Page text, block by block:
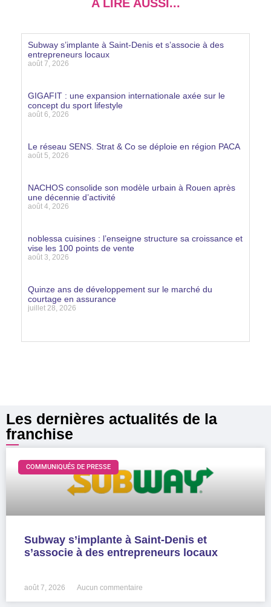
A LIRE AUSSI...
Subway s’implante à Saint-Denis et s’associe à des
entrepreneurs locaux
août 7, 2026
GIGAFIT : une expansion internationale axée sur le
concept du sport lifestyle
août 6, 2026
Le réseau SENS. Strat & Co se déploie en région PACA
août 5, 2026
NACHOS consolide son modèle urbain à Rouen après
une décennie d’activité
août 4, 2026
noblessa cuisines : l’enseigne structure sa croissance et
vise les 100 points de vente
août 3, 2026
Quinze ans de développement sur le marché du
courtage en assurance
juillet 28, 2026
Les dernières actualités de la
franchise
COMMUNIQUÉS DE PRESSE
Subway s’implante à Saint-Denis et
s’associe à des entrepreneurs locaux
août 7, 2026 Aucun commentaire